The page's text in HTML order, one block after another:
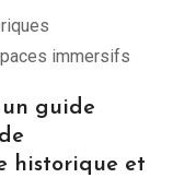
immersifs
guide
historique et